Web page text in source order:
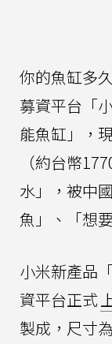
你的魚缸多
募資平台「
能魚缸」，
（約台幣
水」，被中
魚」、「想
小米新產品
資平台正式
製成，尺寸